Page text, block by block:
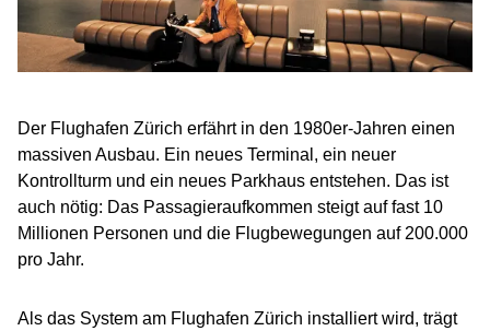
Der Flughafen Zürich erfährt in den 1980er-Jahren einen
massiven Ausbau. Ein neues Terminal, ein neuer
Kontrollturm und ein neues Parkhaus entstehen. Das ist
auch nötig: Das Passagieraufkommen steigt auf fast 10
Millionen Personen und die Flugbewegungen auf 200.000
pro Jahr.
Als das System am Flughafen Zürich installiert wird, trägt